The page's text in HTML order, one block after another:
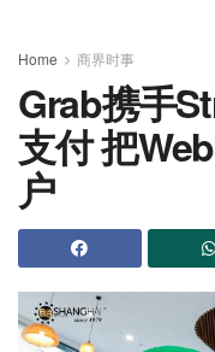
Home 商界时事
Grab携手
支付 把
户